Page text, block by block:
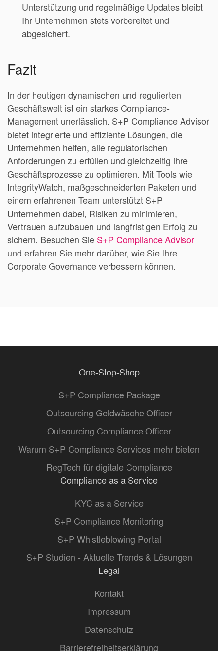
Unterstützung und regelmäßige Updates bleibt
Ihr Unternehmen stets vorbereitet und
abgesichert.
Fazit
In der heutigen dynamischen und regulierten
Geschäftswelt ist ein starkes Compliance-
Management unerlässlich. S+P Compliance Advisor
bietet integrierte und effiziente Lösungen, die
Unternehmen helfen, alle regulatorischen
Anforderungen zu erfüllen und gleichzeitig ihre
Geschäftsprozesse zu optimieren. Mit Tools wie
IntegrityWatch, maßgeschneiderten Paketen und
einem erfahrenen Team unterstützt S+P
Unternehmen dabei, Risiken zu minimieren,
Vertrauen aufzubauen und langfristigen Erfolg zu
sichern. Besuchen Sie S+P ComplianceAdvisor
und erfahren Sie mehr darüber, wie Sie Ihre
Corporate Governance verbessern können.
One-Stop-Shop
S+P Compliance Package
Outsourcing Geldwäsche Officer
Outsourcing Compliance Officer
Warum S+P Compliance Services mehr bieten
RegTech für digitale Compliance
Compliance as a Service
KYC as a Service
S+P Compliance Monitoring
S+P Whistleblowing Portal
S+P Studien - Aktuelle Trends & Lösungen
Legal
Kontakt
Impressum
Datenschutz
Barrierefreiheitserklärung